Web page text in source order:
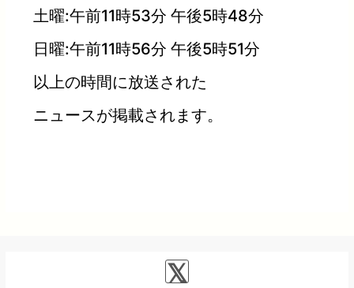
土曜:午前11時53分 午後5時48分
日曜:午前11時56分 午後5時51分
以上の時間に放送された
ニュースが掲載されます。